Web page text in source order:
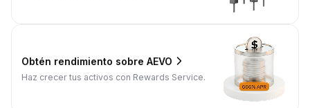
Obtén rendimiento sobre AEVO
Haz crecer tus activos con Rewards Service.